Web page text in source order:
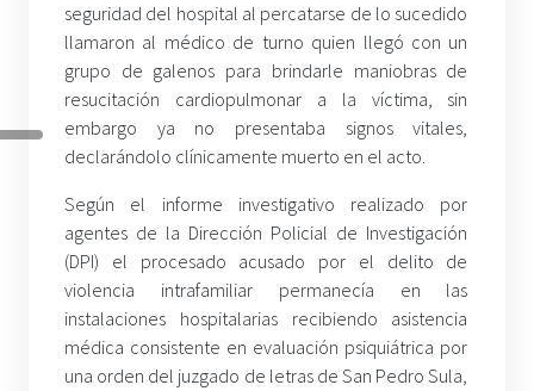
seguridad del hospital al percatarse de lo sucedido
llamaron al médico de turno quien llegó con un
grupo de galenos para brindarle maniobras de
resucitación cardiopulmonar a la víctima, sin
embargo ya no presentaba signos vitales,
declarándolo clínicamente muerto en el acto.
Según el informe investigativo realizado por
agentes de la Dirección Policial de Investigación
(DPI) el procesado acusado por el delito de
violencia intrafamiliar permanecía en las
instalaciones hospitalarias recibiendo asistencia
médica consistente en evaluación psiquiátrica por
una orden del juzgado de letras de San Pedro Sula,